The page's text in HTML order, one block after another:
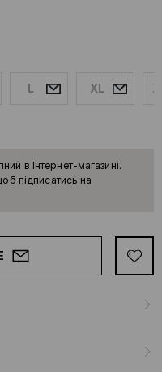
L XL
в Інтернет-магазині.
підписатись на